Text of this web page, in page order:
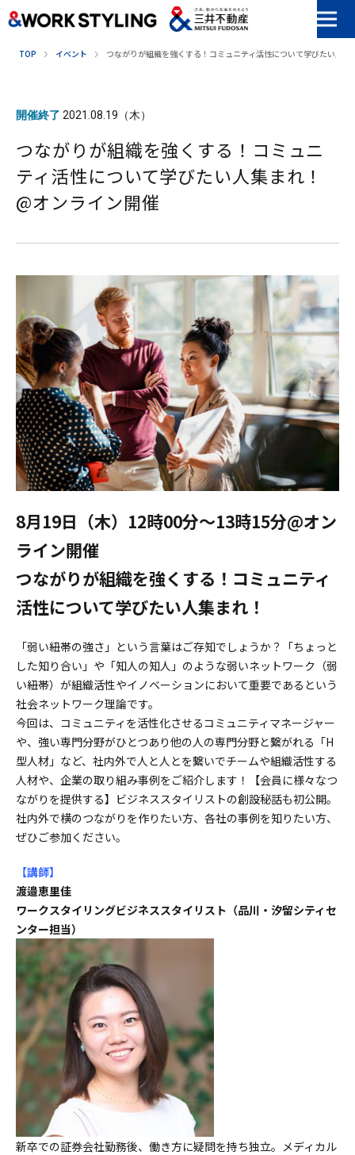
TOP イベント つながりが組織を強くする！コミュニティ活性について学びたい人
開催終了 2021.08.19（木）
つながりが組織を強くする！コミュニ
ティ活性について学びたい人集まれ！
@オンライン開催
8月19日（木）12時00分〜13時15分@オン
ライン開催
つながりが組織を強くする！コミュニティ
活性について学びたい人集まれ！
「弱い紐帯の強さ」という言葉はご存知でしょうか？「ちょっと
した知り合い」や「知人の知人」のような弱いネットワーク（弱
い紐帯）が組織活性やイノベーションにおいて重要であるという
社会ネットワーク理論です。
今回は、コミュニティを活性化させるコミュニティマネージャー
や、強い専門分野がひとつあり他の人の専門分野と繋がれる「H
型人材」など、社内外で人と人とを繋いでチームや組織活性する
人材や、企業の取り組み事例をご紹介します！【会員に様々なつ
ながりを提供する】ビジネススタイリストの創設秘話も初公開。
社内外で横のつながりを作りたい方、各社の事例を知りたい方、
ぜひご参加ください。
【講師】
渡邉恵里佳
ワークスタイリングビジネススタイリスト（品川・汐留シティセ
ンター担当）
新卒での証券会社勤務後、働き方に疑問を持ち独立。メディカル